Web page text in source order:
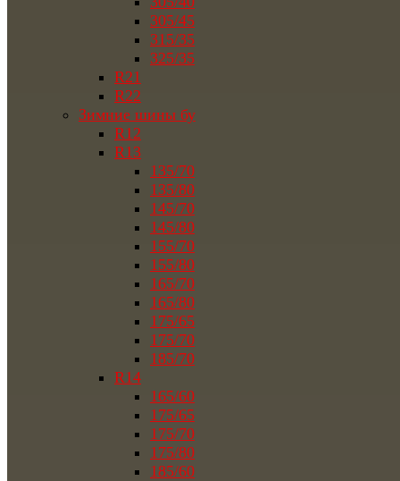
305/45
315/35
325/35
R21
R22
Зимние шины бу
R12
R13
135/70
135/80
145/70
145/80
155/70
155/80
165/70
165/80
175/65
175/70
185/70
R14
165/60
175/65
175/70
175/80
185/60